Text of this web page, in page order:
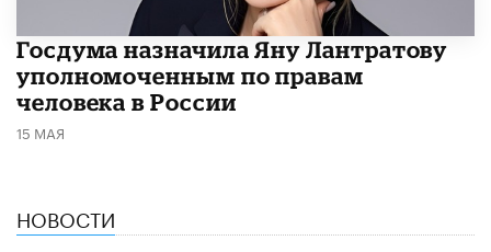
Госдума назначила Яну Лантратову
уполномоченным по правам
человека в России
15 МАЯ
НОВОСТИ